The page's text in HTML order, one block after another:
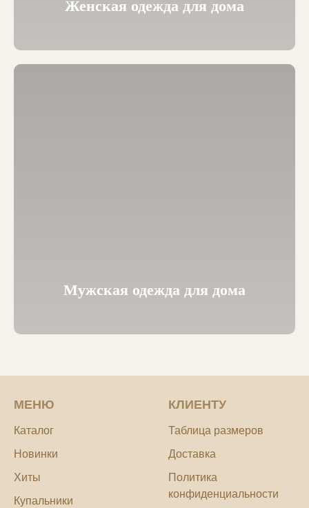
Женская одежда для дома
Мужская одежда для дома
МЕНЮ
Каталог
Новинки
Хиты
Купальники
КЛИЕНТУ
Таблица размеров
Доставка
Политика
конфиденциальности